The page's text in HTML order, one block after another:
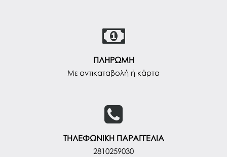
ΠΛΗΡΩΜΗ
Με αντικαταβολή ή κάρτα
ΤΗΛΕΦΩΝΙΚΗ ΠΑΡΑΓΓΕΛΙΑ
2810259030